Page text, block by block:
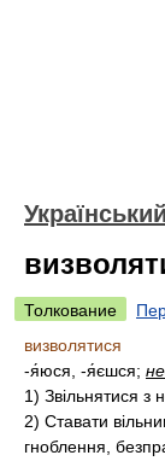
Толкование
визволятися
-я́юся, -я́єшся;
1) Звільнятися з
2) Ставати
гноблення,